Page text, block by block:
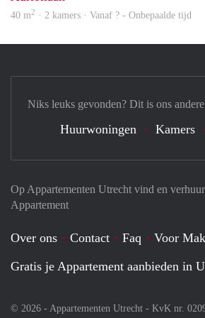
40 m2 · 2 kamers · Vanaf ? - Onbepaalde tijd
Op Appartementen Utrecht vind en
Appartement
Over ons Contact Faq Voor
Gratis je Appartement aanbieden in
© 2026 - Appartementen Utrecht - KvK nr.
Niks leuks gevonden? Dit is ons
Huurwoningen Kamers